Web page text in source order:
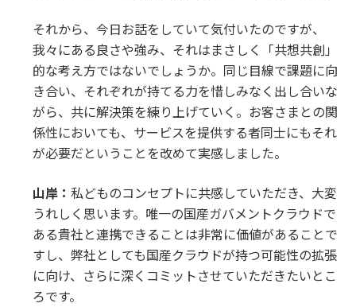
それから、今日お話をしていて気付いたのですが、
我々にある良さや強み、それはまさしく「共想共創」
的な考え方ではないでしょうか。同じ目線で課題に向
き合い、それぞれが持てる力を惜しみなく出し合いな
がら、共に解決策を練り上げていく。お客さまとの関
係性においても、サービスを提供する者同士にもそれ
が必要だということを改めて実感しました。
山岸： 私どものコンセプトに共感していただき、大変
うれしく思います。唯一の国産ガバメントクラウドで
ある貴社と連携できることは非常に価値があることで
すし、弊社としても国産クラウドが持つ可能性の拡張
に向け、さらに深くコミットさせていただきたいとこ
ろです。